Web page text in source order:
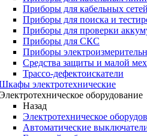
Приборы для кабельных сетей
Приборы для поиска и
Приборы для проверки
Приборы для СКС
Приборы
Средства защиты и малой
Трассо-дефектоискатели
электротехнические
оборудование
Назад
Электротехническое
Автоматические